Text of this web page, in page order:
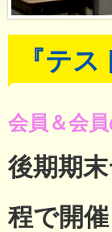
『テ
会員＆会
後期期
程で開催